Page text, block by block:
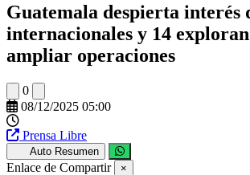
Guatemala despierta interés
internacionales y 14
ampliar operaciones
0
08/12/2025 05:00
Prensa Libre
Auto Resumen
Enlace de Compartir ×